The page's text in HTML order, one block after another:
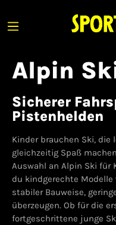
Alpin
Sicherer
Pistenhelden
Kinder brauchen Ski,
gleichzeitig Spaß
Auswahl an Alpin Ski für
du kindgerechte
stabiler Bauweise,
überzeugen. Ob für die
fortgeschrittene junge